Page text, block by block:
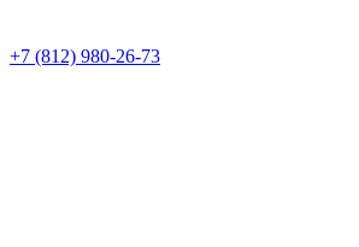
+7 (812) 980-26-73